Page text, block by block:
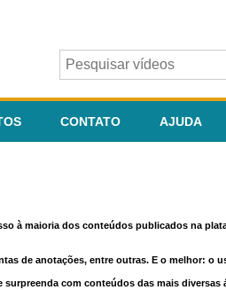
CONTATO AJUDA
à maioria dos conteúdos publicados na
de anotações, entre outras. E o melhor: o
surpreenda com conteúdos das mais